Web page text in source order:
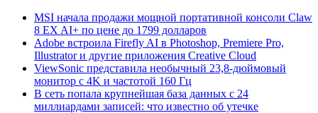
MSI начала продажи мощной портативной консоли Claw
8 EX AI+ по цене до 1799 долларов
Adobe встроила Firefly AI в Photoshop, Premiere Pro,
Illustrator и другие приложения Creative Cloud
ViewSonic представила необычный 23,8-дюймовый
монитор с 4K и частотой 160 Гц
В сеть попала крупнейшая база данных с 24
миллиардами записей: что известно об утечке